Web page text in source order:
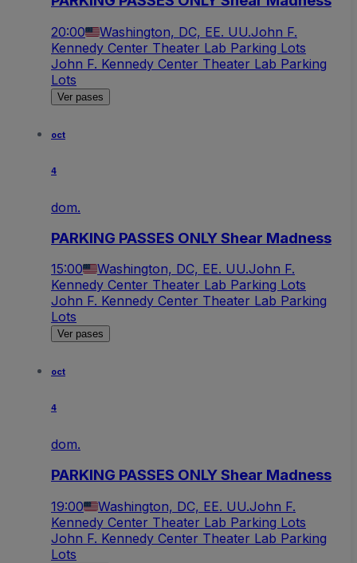
20:00 Washington, DC, EE. UU.John F.
Kennedy Center Theater Lab Parking Lots
John F. Kennedy Center Theater Lab Parking
Lots
Ver pases
oct
4
dom.
PARKING PASSES ONLY Shear Madness
15:00 Washington, DC, EE. UU.John F.
Kennedy Center Theater Lab Parking Lots
John F. Kennedy Center Theater Lab Parking
Lots
Ver pases
oct
4
dom.
PARKING PASSES ONLY Shear Madness
19:00 Washington, DC, EE. UU.John F.
Kennedy Center Theater Lab Parking Lots
John F. Kennedy Center Theater Lab Parking
Lots